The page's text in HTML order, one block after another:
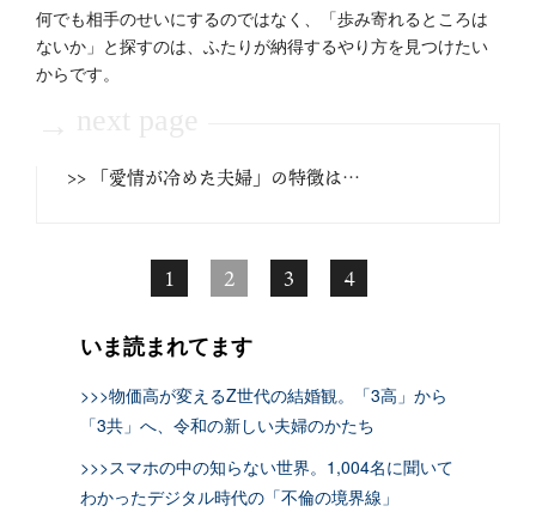
何でも相手のせいにするのではなく、「歩み寄れるところは
ないか」と探すのは、ふたりが納得するやり方を見つけたい
からです。
>> 「愛情が冷めた夫婦」の特徴は…
1 2 3 4
いま読まれてます
>>>物価高が変えるZ世代の結婚観。「3高」から
「3共」へ、令和の新しい夫婦のかたち
>>>スマホの中の知らない世界。1,004名に聞いて
わかったデジタル時代の「不倫の境界線」